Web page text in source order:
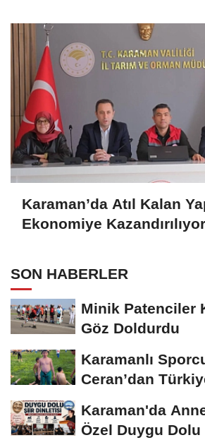
Karaman’da Atıl Kalan
Ekonomiye Kazandırılıyor
SON HABERLER
Minik Patenciler
Göz Doldurdu
Karamanlı
Ceran’dan
Karaman'da
Özel Duygu